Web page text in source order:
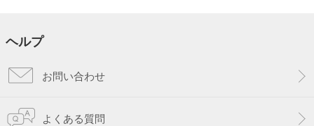
ヘルプ
お問い合わせ
よくある質問